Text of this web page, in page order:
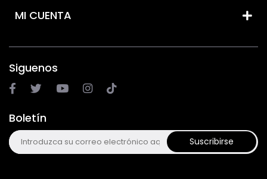
MI CUENTA
Siguenos
Boletín
Suscribirse